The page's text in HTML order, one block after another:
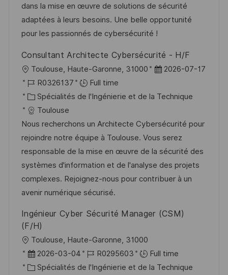
t
i
o
f
i
c
a
g
c
e
d
p
o
s
t
e
r
i
e
dans la mise en œuvre de solutions de sécurité
adaptées à leurs besoins. Une belle opportunité
pour les passionnés de cybersécurité !
Consultant Architecte Cybersécurité - H/F
o
c
a
l
i
s
a
t
i
n
Toulouse, Haute-Garonne, 31000
D
t
d
’
a
f
f
h
2026-07-17
R
é
f
é
r
e
n
c
e
u
s
R0326137
Full time
C
a
t
é
g
o
r
i
Spécialités de l'Ingénierie et de la Technique
Toulouse
Nous recherchons un Architecte Cybersécurité pour
rejoindre notre équipe à Toulouse. Vous serez
responsable de la mise en œuvre de la sécurité des
systèmes d'information et de l'analyse des projets
complexes. Rejoignez-nous pour contribuer à un
avenir numérique sécurisé.
Ingénieur Cyber Sécurité Manager (CSM)
(F/H)
o
c
Toulouse, Haute-Garonne, 31000
D
a
2026-03-04
R
é
R0295603
Full time
C Spécialités de l'Ingénierie et de la Technique